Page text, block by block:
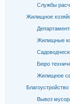
Службы
Жилищное
Жилищные
Бюро
Жилищное
Вывоз